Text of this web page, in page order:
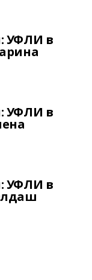
УФЛИ в
УФЛИ в
УФЛИ в